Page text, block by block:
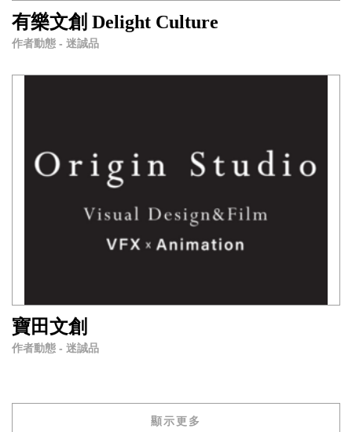
有樂文創 Delight Culture
作者動態 - 迷誠品
寶田文創
作者動態 - 迷誠品
顯示更多